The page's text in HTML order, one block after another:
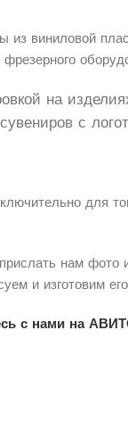
виниловой
на
с
для
нам фото
и изготовим
с нами на